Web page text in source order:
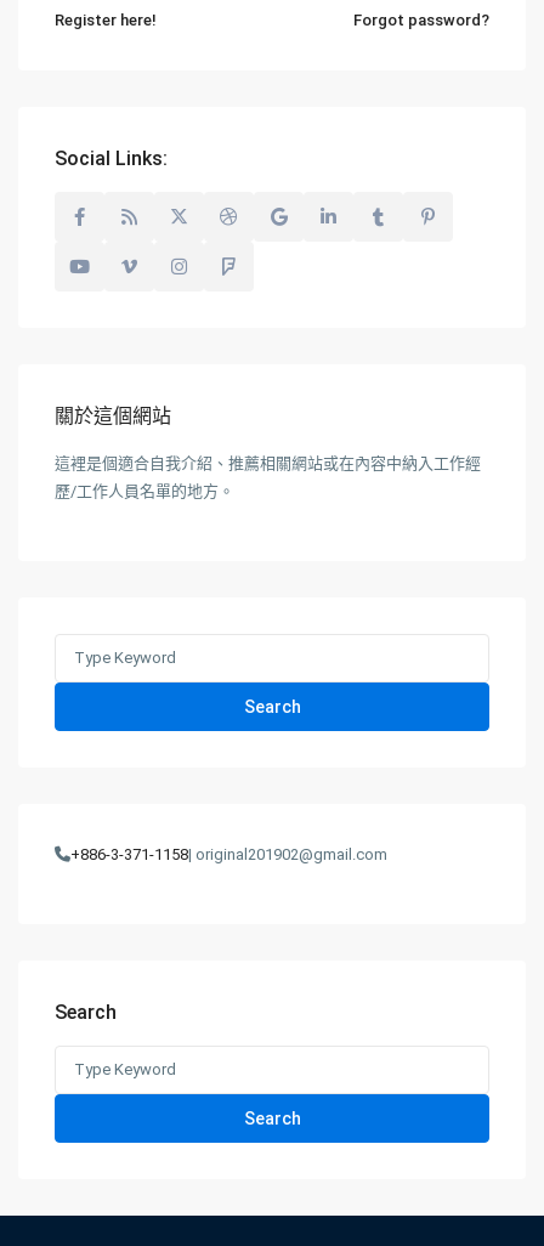
Register here! Forgot password?
Social Links:
關於這個網站
這裡是個適合自我介紹、推薦相關網站或在內容中納入工作經
歷/工作人員名單的地方。
Search
+886-3-371-1158| original201902@gmail.com
Search
Search